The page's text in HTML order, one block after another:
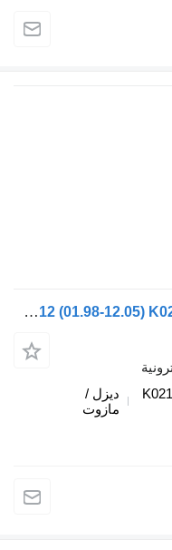
معدل نظام الفرامل الإلكترونية Knorr-Bremse FM12 (01.98-12.05) K021203 لـ الشاحنات Volvo FM7-FM12, FM, FMX (1998-2014)
ديزل /
مازوت